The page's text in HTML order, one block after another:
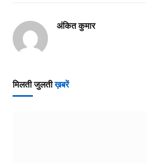
अंकित कुमार
मिलती जुलतीख़बरें